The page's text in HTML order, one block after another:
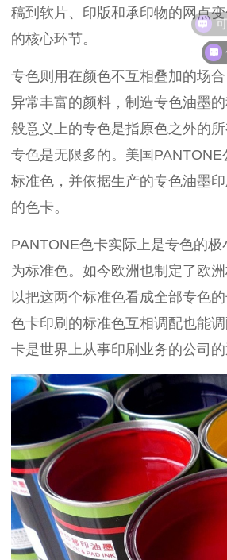
稿到软片、印版和承印物的网点
的核心环节。
专色则用在颜色不互相叠加的场
异常丰富的颜料，制造专色油墨的
般意义上的专色是指原色之外的
专色是无限多的。美国
标准色，并依据生产的专色油墨
的色卡。
PANTONE色卡实际上是专色的极
为标准色。如今欧洲也制定了欧
以把这两个标准色看成全部专色
色卡印刷的标准色互相调配也能
卡是世界上从事印刷业务的公司的